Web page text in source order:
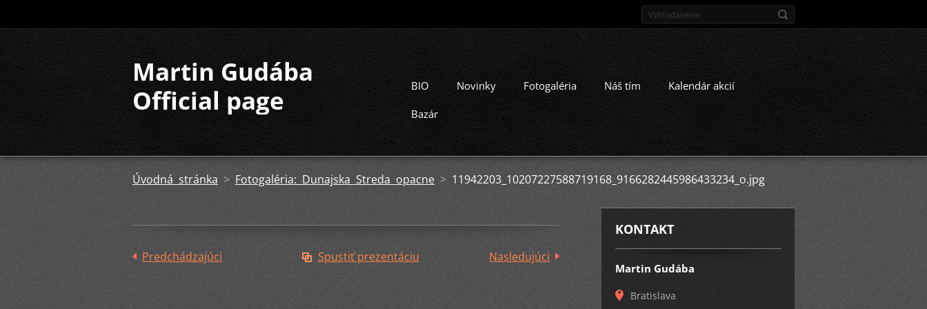
Martin Gudába
Official page
BIO Novinky Fotogaléria Náš tím Kalendár akcií
Bazár
Úvodná stránka > Fotogaléria: Dunajska Streda opacne >11942203_10207227588719168_9166282445986433234_o.jpg
Predchádzajúci Spustiť prezentáciu Nasledujúci
KONTAKT
Martin Gudába
Bratislava